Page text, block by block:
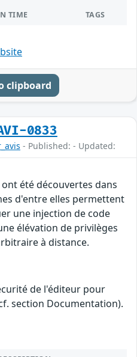
TIME TAGS
clipboard
0833
- Published: - Updated:
été découvertes dans
d'entre elles permettent
une injection de code
élévation de privilèges
à distance.
de l'éditeur pour
section Documentation).